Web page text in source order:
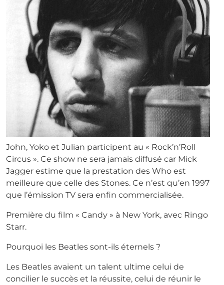
John, Yoko et Julian participent au « Rock’n’Roll
Circus ». Ce show ne sera jamais diffusé car Mick
Jagger estime que la prestation des Who est
meilleure que celle des Stones. Ce n’est qu’en 1997
que l’émission TV sera enfin commercialisée.
Première du film « Candy » à New York, avec Ringo
Starr.
Pourquoi les Beatles sont-ils éternels ?
Les Beatles avaient un talent ultime celui de
concilier le succès et la réussite, celui de réunir le